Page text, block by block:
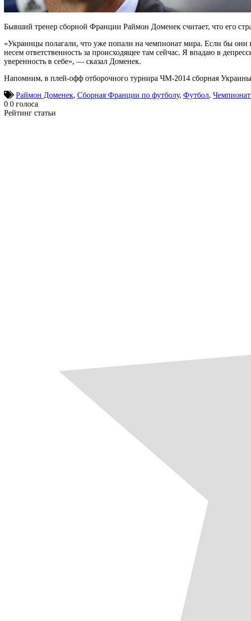
Бывший тренер сборной Франции Раймон Доменек считает, что его
«Украинцы полагали, что уже попали на чемпионат мира. Если бы они
несем ответственность за происходящее там сейчас. Я впадаю в
уверенность в себе», — сказал Доменек.
Напомним, в плей-офф отборочного турнира ЧМ-2014 сборная
Раймон Доменек, Сборная Франции по футболу, Футбол,
0 0 голоса
Рейтинг статьи